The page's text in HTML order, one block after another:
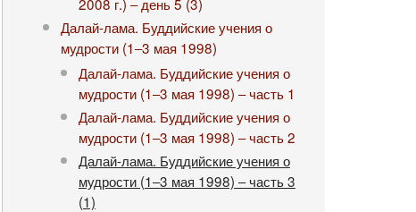
Далай-лама. Буддийские учения о
мудрости (1‒3 мая 1998)
Далай-лама. Буддийские учения о
мудрости (1‒3 мая 1998) ‒ часть 1
Далай-лама. Буддийские учения о
мудрости (1‒3 мая 1998) ‒ часть 2
Далай-лама. Буддийские учения о
мудрости (1‒3 мая 1998) ‒ часть 3
(1)